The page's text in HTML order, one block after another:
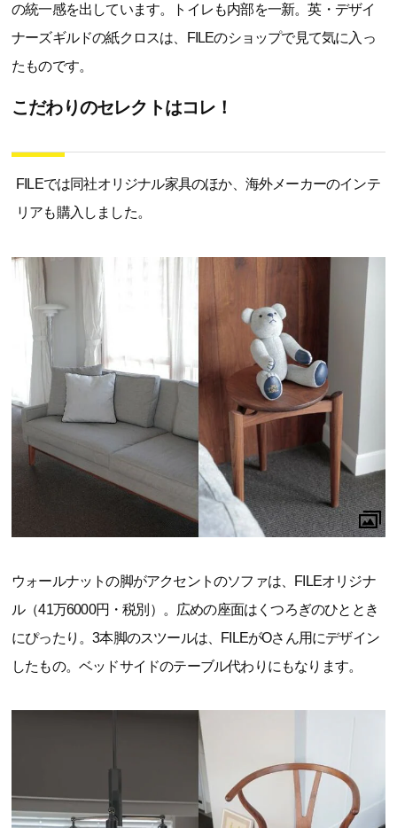
の統一感を出しています。トイレも内部を一新。英・デザイ
ナーズギルドの紙クロスは、FILEのショップで見て気に入っ
たものです。
こだわりのセレクトはコレ！
FILEでは同社オリジナル家具のほか、海外メーカーのインテ
リアも購入しました。
ウォールナットの脚がアクセントのソファは、FILEオリジナ
ル（41万6000円・税別）。広めの座面はくつろぎのひととき
にぴったり。3本脚のスツールは、FILEがOさん用にデザイン
したもの。ベッドサイドのテーブル代わりにもなります。